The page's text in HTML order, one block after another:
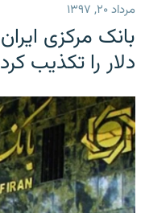
مرداد ۲۰, ۱۳۹۷
دلار را تکذیب کرد